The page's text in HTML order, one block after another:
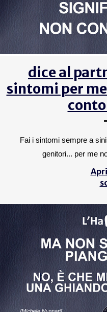
dice al
sintomi per
Fai i sintomi sempre a
genitori... per me